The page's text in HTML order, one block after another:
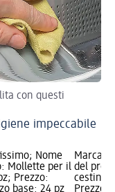
con questi
impeccabile
Nome
Mollette per il
Prezzo:
base: 24 pz
Marca:
del
cestino
Prezzo: